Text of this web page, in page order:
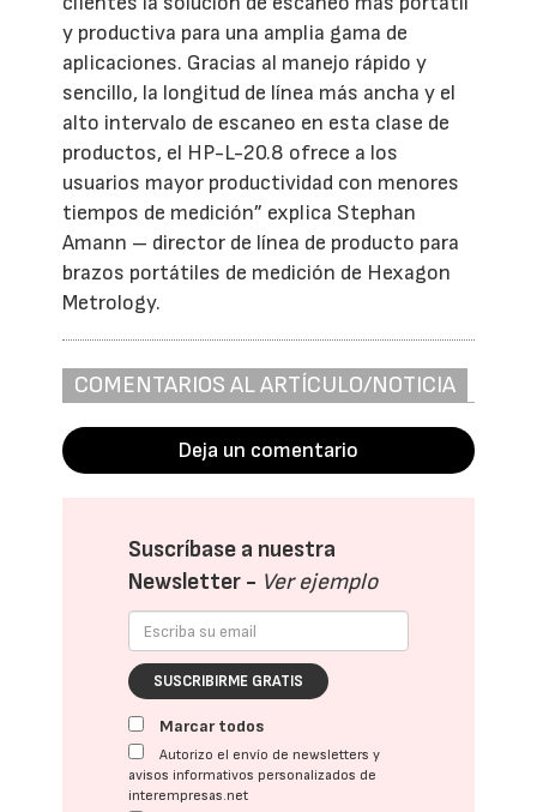
y productiva para una amplia gama de
aplicaciones. Gracias al manejo rápido y
sencillo, la longitud de línea más ancha y el
alto intervalo de escaneo en esta clase de
productos, el HP-L-20.8 ofrece a los
usuarios mayor productividad con menores
tiempos de medición” explica Stephan
Amann – director de línea de producto para
brazos portátiles de medición de Hexagon
Metrology.
COMENTARIOS AL ARTÍCULO/NOTICIA
Deja un comentario
Suscríbase a nuestra
Newsletter - Ver ejemplo
SUSCRIBIRME GRATIS
Marcar todos
Autorizo el envío de newsletters y
avisos informativos personalizados de
interempresas.net